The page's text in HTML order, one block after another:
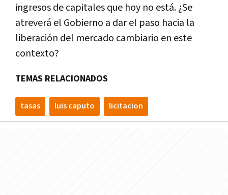
ingresos de capitales que hoy no está. ¿Se
atreverá el Gobierno a dar el paso hacia la
liberación del mercado cambiario en este
contexto?
TEMAS RELACIONADOS
tasas luis caputo licitacion